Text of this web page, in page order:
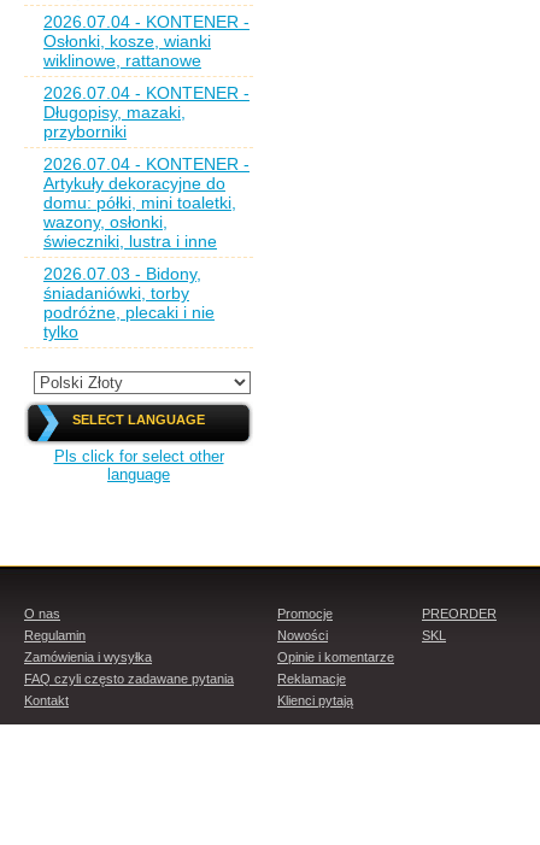
2026.07.04 - KONTENER -
Osłonki, kosze, wianki
wiklinowe, rattanowe
2026.07.04 - KONTENER -
Długopisy, mazaki,
przyborniki
2026.07.04 - KONTENER -
Artykuły dekoracyjne do
domu: półki, mini toaletki,
wazony, osłonki,
świeczniki, lustra i inne
2026.07.03 - Bidony,
śniadaniówki, torby
podróżne, plecaki i nie
tylko
SELECT LANGUAGE
Pls click for select other
language
O nas
Regulamin
Zamówienia i wysyłka
FAQ czyli często zadawane pytania
Kontakt
Promocje
Nowości
Opinie i komentarze
Reklamacje
Klienci pytają
PREORDER
SKL